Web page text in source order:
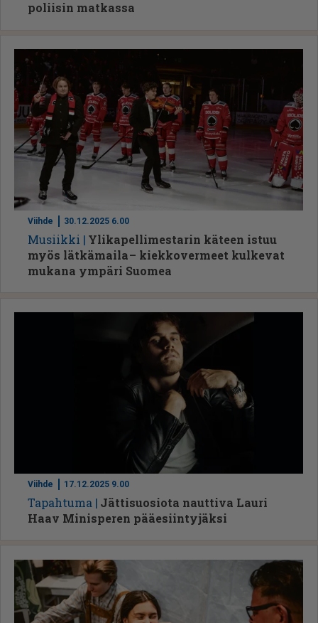
poliisin matkassa
Viihde 30.12.2025 6.00
Mu­siik­ki
Ylikapellimestarin käteen istuu
myös lätkämaila – kiekkovermeet kulkevat
mukana ympäri Suomea
Viihde 17.12.2025 9.00
Ta­pah­tu­ma
Jättisuosiota nauttiva Lauri
Haav Minisperen pääesiintyjäksi